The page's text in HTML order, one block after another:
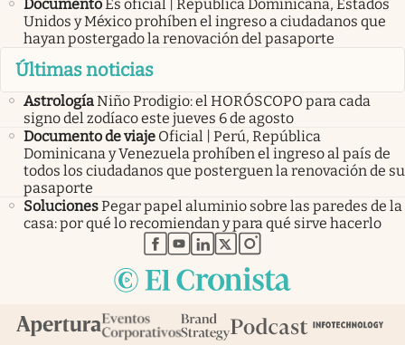
DocumentoEs oficial | República Dominicana, Estados
Unidos y México prohíben el ingreso a ciudadanos que
hayan postergado la renovación del pasaporte
Últimas noticias
AstrologíaNiño Prodigio: el HORÓSCOPO para cada
signo del zodíaco este jueves 6 de agosto
Documento de viaje Oficial | Perú, República
Dominicana y Venezuela prohíben el ingreso al país de
todos los ciudadanos que posterguen la renovación de su
pasaporte
SolucionesPegar papel aluminio sobre las paredes de la
casa: por qué lo recomiendan y para qué sirve hacerlo
abre en nueva pestaña
abre en nueva pestaña
abre en nueva pestaña
abre en nueva pestaña
abre en nueva pestaña